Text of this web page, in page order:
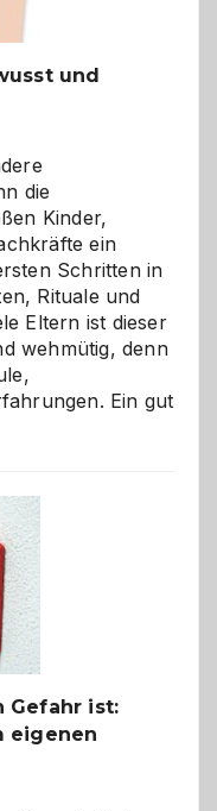
und
die
Kinder,
ein
Schritten in
Rituale und
Eltern ist dieser
wehmütig, denn
Ein gut
Gefahr ist:
eigenen